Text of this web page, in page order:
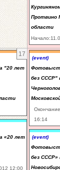
Протвино
области
17
"20 лет
«20 лет
12:00
(event)
без СССР"
16:14
(event)
без СССР»